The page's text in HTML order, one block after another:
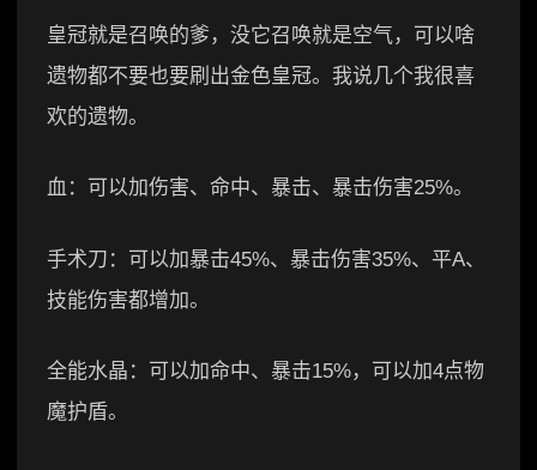
皇冠就是召唤的爹，没它召唤就是空气，可以啥
遗物都不要也要刷出金色皇冠。我说几个我很喜
欢的遗物。
血：可以加伤害、命中、暴击、暴击伤害25%。
手术刀：可以加暴击45%、暴击伤害35%、平A、
技能伤害都增加。
全能水晶：可以加命中、暴击15%，可以加4点物
魔护盾。